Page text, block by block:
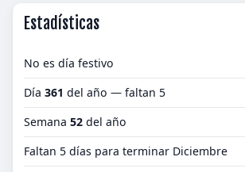
Estadísticas
No es día festivo
Día 361 del año — faltan 5
Semana 52 del año
Faltan 5 días para terminar Diciembre